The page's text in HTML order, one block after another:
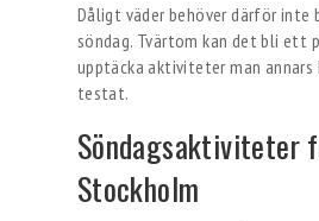
Dåligt väder behöver därför inte
söndag. Tvärtom kan det bli
upptäcka aktiviteter man annars
testat.
Söndagsaktiviteter
Stockholm